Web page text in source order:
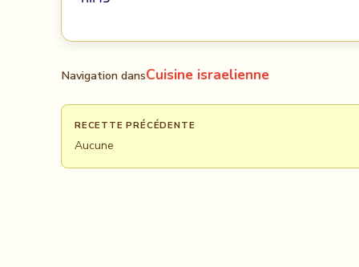
Navigation dansCuisine israelienne
RECETTE PRÉCÉDENTE
Aucune